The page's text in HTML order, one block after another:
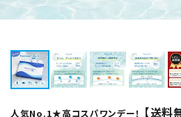
人気No.1★高コスパワンデー！ 【送料